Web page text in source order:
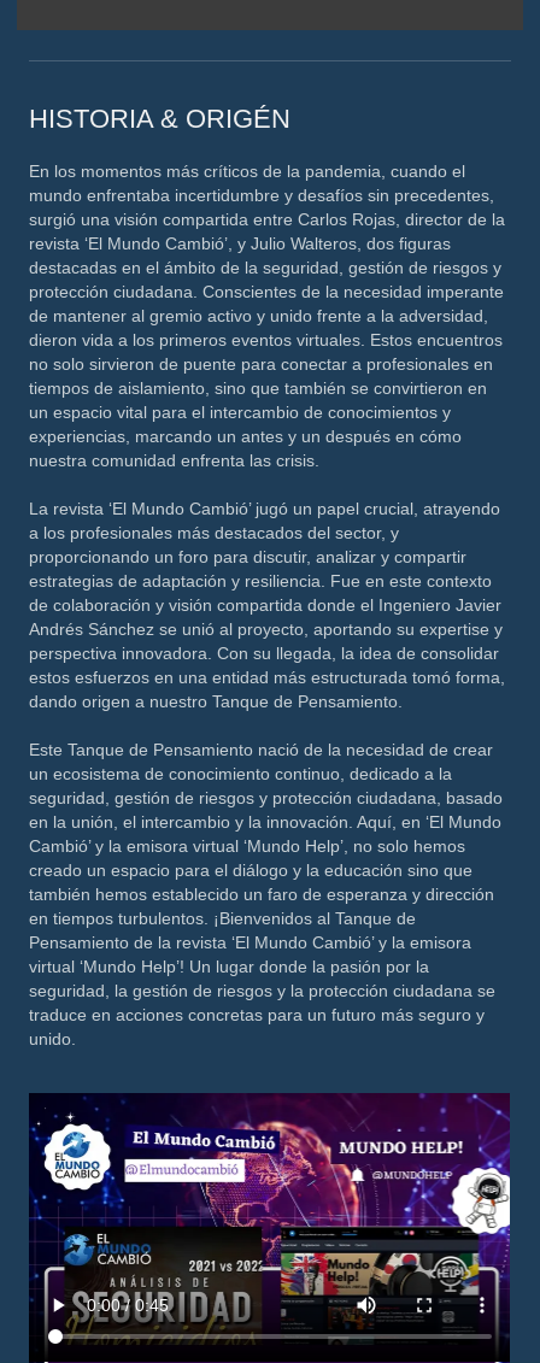
HISTORIA & ORIGÉN
En los momentos más críticos de la pandemia, cuando el
mundo enfrentaba incertidumbre y desafíos sin precedentes,
surgió una visión compartida entre Carlos Rojas, director de la
revista ‘El Mundo Cambió’, y Julio Walteros, dos figuras
destacadas en el ámbito de la seguridad, gestión de riesgos y
protección ciudadana. Conscientes de la necesidad imperante
de mantener al gremio activo y unido frente a la adversidad,
dieron vida a los primeros eventos virtuales. Estos encuentros
no solo sirvieron de puente para conectar a profesionales en
tiempos de aislamiento, sino que también se convirtieron en
un espacio vital para el intercambio de conocimientos y
experiencias, marcando un antes y un después en cómo
nuestra comunidad enfrenta las crisis.
La revista ‘El Mundo Cambió’ jugó un papel crucial, atrayendo
a los profesionales más destacados del sector, y
proporcionando un foro para discutir, analizar y compartir
estrategias de adaptación y resiliencia. Fue en este contexto
de colaboración y visión compartida donde el Ingeniero Javier
Andrés Sánchez se unió al proyecto, aportando su expertise y
perspectiva innovadora. Con su llegada, la idea de consolidar
estos esfuerzos en una entidad más estructurada tomó forma,
dando origen a nuestro Tanque de Pensamiento.
Este Tanque de Pensamiento nació de la necesidad de crear
un ecosistema de conocimiento continuo, dedicado a la
seguridad, gestión de riesgos y protección ciudadana, basado
en la unión, el intercambio y la innovación. Aquí, en ‘El Mundo
Cambió’ y la emisora virtual ‘Mundo Help’, no solo hemos
creado un espacio para el diálogo y la educación sino que
también hemos establecido un faro de esperanza y dirección
en tiempos turbulentos. ¡Bienvenidos al Tanque de
Pensamiento de la revista ‘El Mundo Cambió’ y la emisora
virtual ‘Mundo Help’! Un lugar donde la pasión por la
seguridad, la gestión de riesgos y la protección ciudadana se
traduce en acciones concretas para un futuro más seguro y
unido.